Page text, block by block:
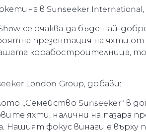
в Sunseeker
се очаква да бъде най-
презентация на яхти от
корабостроителница,
London Group, добави:
„Семейство Sunseeker“ в
яхти, налични на пазара
Нашият фокус винаги е